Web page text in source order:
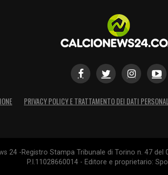
PRIVACY POLICY E TRATTAMENTO DEI DATI
24 -Registro Stampa Tribunale di Torino n. 47
P.I.11028660014 - Editore e proprietario: